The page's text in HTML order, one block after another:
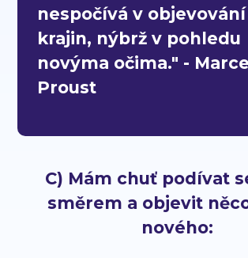
nespočívá v
krajin, nýbrž v pohledu
novýma očima." -
Proust
C) Mám chuť podívat
směrem a objevit
nového: